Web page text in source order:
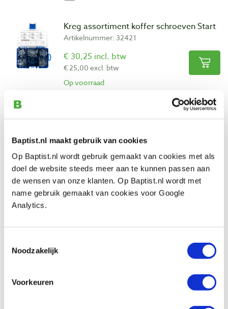
Baptist.nl maakt gebruik van cookies
Op Baptist.nl wordt gebruik gemaakt van cookies met als
doel de website steeds meer aan te kunnen passen aan
de wensen van onze klanten. Op Baptist.nl wordt met
name gebruik gemaakt van cookies voor Google
Analytics.
Noodzakelijk
Voorkeuren
Kreg assortiment koffer schroeven Start
Artikelnummer: 32421
€ 30,25 incl. btw
€ 25,00 excl. btw
Op voorraad
zachthout, 100 stuks
Artikelnummer: 32570
€ 7,85 incl. btw
€ 6,49 excl. btw
Op voorraad
Kreg schroeven 25 mm grove draad voor